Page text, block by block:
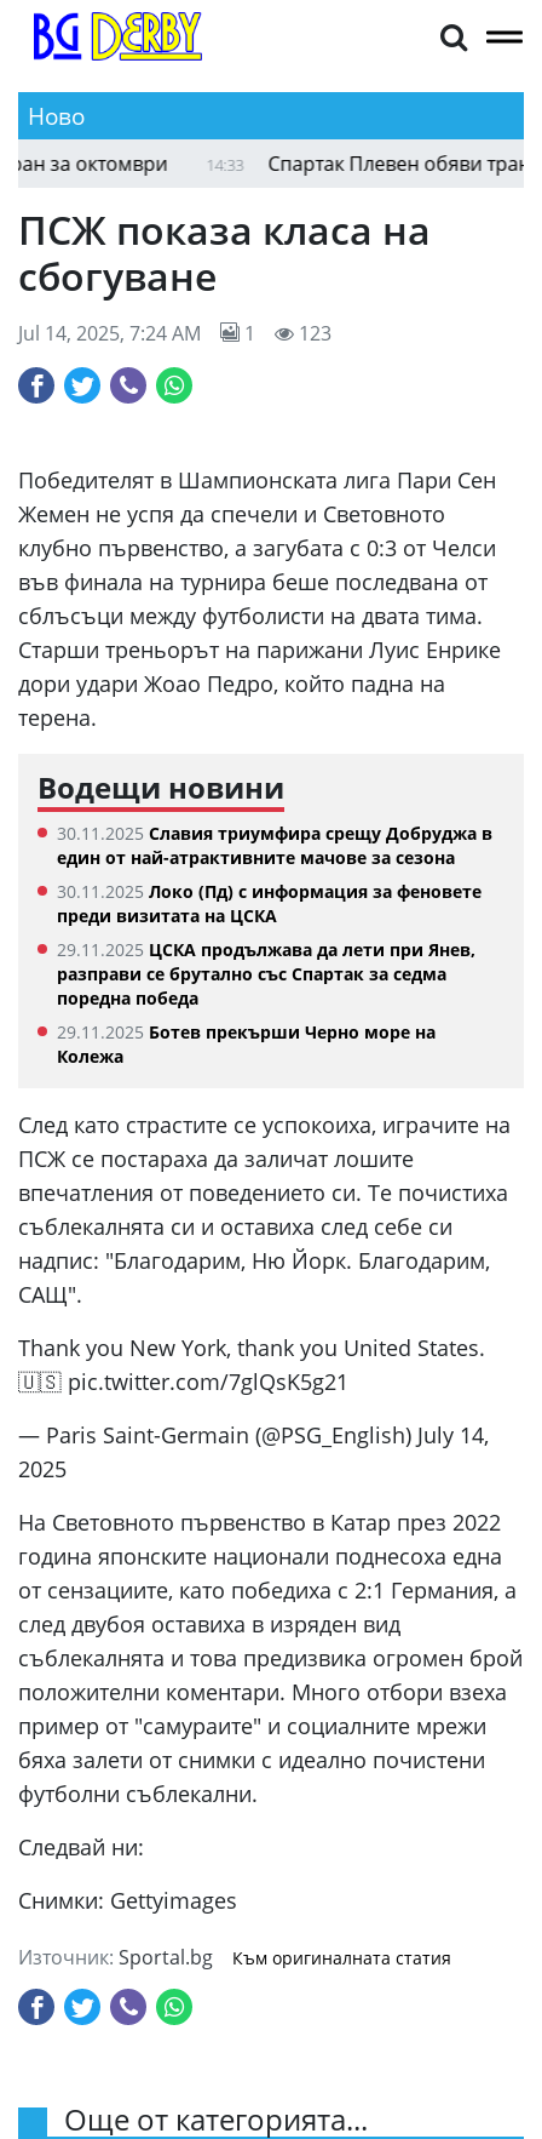
Ново
за октомври 14:33 Спартак Плевен обяви
ПСЖ показа класа на
сбогуване
Jul 14, 2025, 7:24 AM 1 123
Победителят в Шампионската лига Пари Сен
Жемен не успя да спечели и Световното
клубно първенство, а загубата с 0:3 от Челси
във финала на турнира беше последвана от
сблъсъци между футболисти на двата тима.
Старши треньорът на парижани Луис Енрике
дори удари Жоао Педро, който падна на
терена.
Водещи новини
30.11.2025 Славия триумфира срещу Добруджа в
един от най-атрактивните мачове за сезона
30.11.2025 Локо (Пд) с информация за феновете
преди визитата на ЦСКА
29.11.2025 ЦСКА продължава да лети при Янев,
разправи се брутално със Спартак за седма
поредна победа
29.11.2025 Ботев прекърши Черно море на
Колежа
След като страстите се успокоиха, играчите на
ПСЖ се постараха да заличат лошите
впечатления от поведението си. Те почистиха
съблекалнята си и оставиха след себе си
надпис: "Благодарим, Ню Йорк. Благодарим,
САЩ".
Thank you New York, thank you United States.
🇺🇸 pic.twitter.com/7glQsK5g21
— Paris Saint-Germain (@PSG_English) July 14,
2025
На Световното първенство в Катар през 2022
година японските национали поднесоха една
от сензациите, като победиха с 2:1 Германия, а
след двубоя оставиха в изряден вид
съблекалнята и това предизвика огромен брой
положителни коментари. Много отбори взеха
пример от "самураите" и социалните мрежи
бяха залети от снимки с идеално почистени
футболни съблекални.
Следвай ни:
Снимки: Gettyimages
Източник: Sportal.bg Към оригиналната статия
Още от категорията...